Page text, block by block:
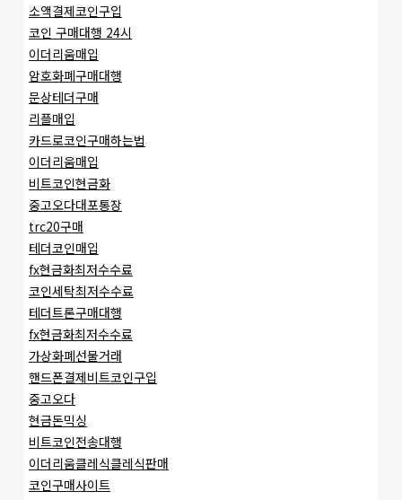
소액결제코인구입
코인 구매대행 24시
이더리움매입
암호화폐구매대행
문상테더구매
리플매입
카드로코인구매하는법
이더리움매입
비트코인현금화
중고오다대포통장
trc20구매
테더코인매입
fx현금화최저수수료
코인세탁최저수수료
테더트론구매대행
fx현금화최저수수료
가상화폐선물거래
핸드폰결제비트코인구입
중고오다
현금돈믹싱
비트코인전송대행
이더리움클레식클레식판매
코인구매사이트